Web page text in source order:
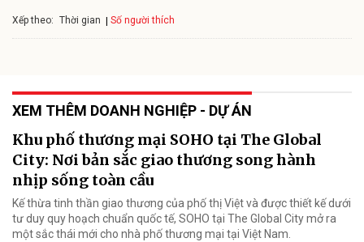
Xếp theo: Thời gian Số người thích
XEM THÊM DOANH NGHIỆP - DỰ ÁN
Khu phố thương mại SOHO tại The Global
City: Nơi bản sắc giao thương song hành
nhịp sống toàn cầu
Kế thừa tinh thần giao thương của phố thị Việt và được thiết kế dưới
tư duy quy hoạch chuẩn quốc tế, SOHO tại The Global City mở ra
một sắc thái mới cho nhà phố thương mại tại Việt Nam.